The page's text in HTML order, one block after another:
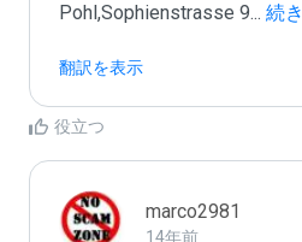
Pohl,Sophienstrasse 9... 続
翻訳を表示
役立つ
marco2981
14年前